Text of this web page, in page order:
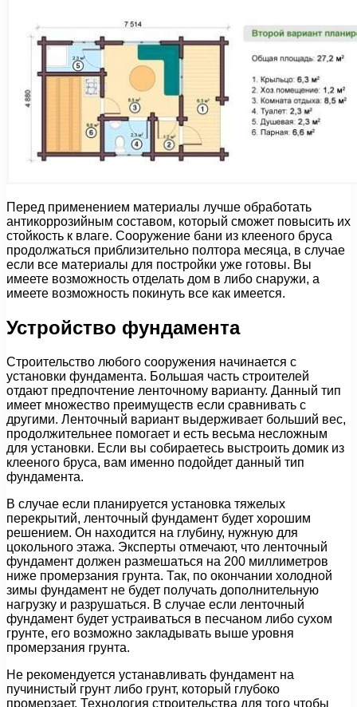
Перед применением материалы лучше обработать
антикоррозийным составом, который сможет повысить их
стойкость к влаге. Сооружение бани из клееного бруса
продолжаться приблизительно полтора месяца, в случае
если все материалы для постройки уже готовы. Вы
имеете возможность отделать дом в либо снаружи, а
имеете возможность покинуть все как имеется.
Устройство фундамента
Строительство любого сооружения начинается с
установки фундамента. Большая часть строителей
отдают предпочтение ленточному варианту. Данный тип
имеет множество преимуществ если сравнивать с
другими. Ленточный вариант выдерживает больший вес,
продолжительнее помогает и есть весьма несложным
для установки. Если вы собираетесь выстроить домик из
клееного бруса, вам именно подойдет данный тип
фундамента.
В случае если планируется установка тяжелых
перекрытий, ленточный фундамент будет хорошим
решением. Он находится на глубину, нужную для
цокольного этажа. Эксперты отмечают, что ленточный
фундамент должен размешаться на 200 миллиметров
ниже промерзания грунта. Так, по окончании холодной
зимы фундамент не будет получать дополнительную
нагрузку и разрушаться. В случае если ленточный
фундамент будет устраиваться в песчаном либо сухом
грунте, его возможно закладывать выше уровня
промерзания грунта.
Не рекомендуется устанавливать фундамент на
пучинистый грунт либо грунт, который глубоко
промерзает. Технология строительства для того чтобы